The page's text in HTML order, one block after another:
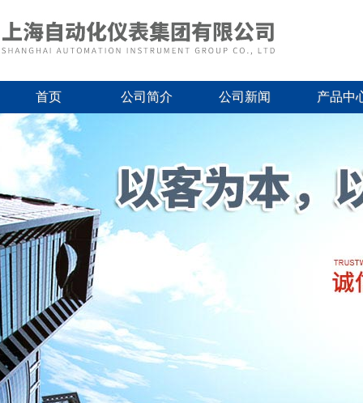
首页 公司简介 公司新闻 产品中